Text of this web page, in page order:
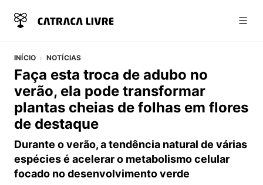
INÍCIO NOTÍCIAS
Faça esta troca de adubo no
verão, ela pode transformar
plantas cheias de folhas em flores
de destaque
Durante o verão, a tendência natural de várias
espécies é acelerar o metabolismo celular
focado no desenvolvimento verde